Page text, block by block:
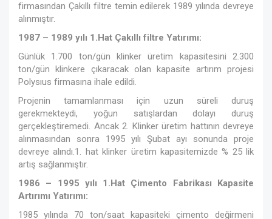
firmasından Çakıllı filtre temin edilerek 1989 yılında devreye
alınmıştır.
1987 – 1989 yılı 1.Hat Çakıllı filtre Yatırımı:
Günlük 1.700 ton/gün klinker üretim kapasitesini 2.300
ton/gün klinkere çıkaracak olan kapasite artırım projesi
Polysıus firmasına ihale edildi.
Projenin tamamlanması için uzun süreli duruş
gerekmekteydi, yoğun satışlardan dolayı duruş
gerçekleştiremedi. Ancak 2. Klinker üretim hattının devreye
alınmasından sonra 1995 yılı Şubat ayı sonunda proje
devreye alındı.1. hat klinker üretim kapasitemizde % 25 lik
artış sağlanmıştır.
1986 – 1995 yılı 1.Hat Çimento Fabrikası Kapasite
Artırımı Yatırımı:
1985 yılında 70 ton/saat kapasiteki çimento değirmeni